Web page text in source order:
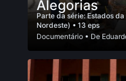
Alegorias
Parte da série:Estados
Nordeste) • 13 eps
Documentário • De